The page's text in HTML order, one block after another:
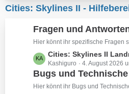
g
e
e
r
g
e
Cities: Skylines II -
Fragen und
Hier könnt ihr spezifische Fragen
L
e
t
z
Cities: Skylines II
Kashiguro 4. August 2026
Bugs und
Hier könnt ihr Bugs und